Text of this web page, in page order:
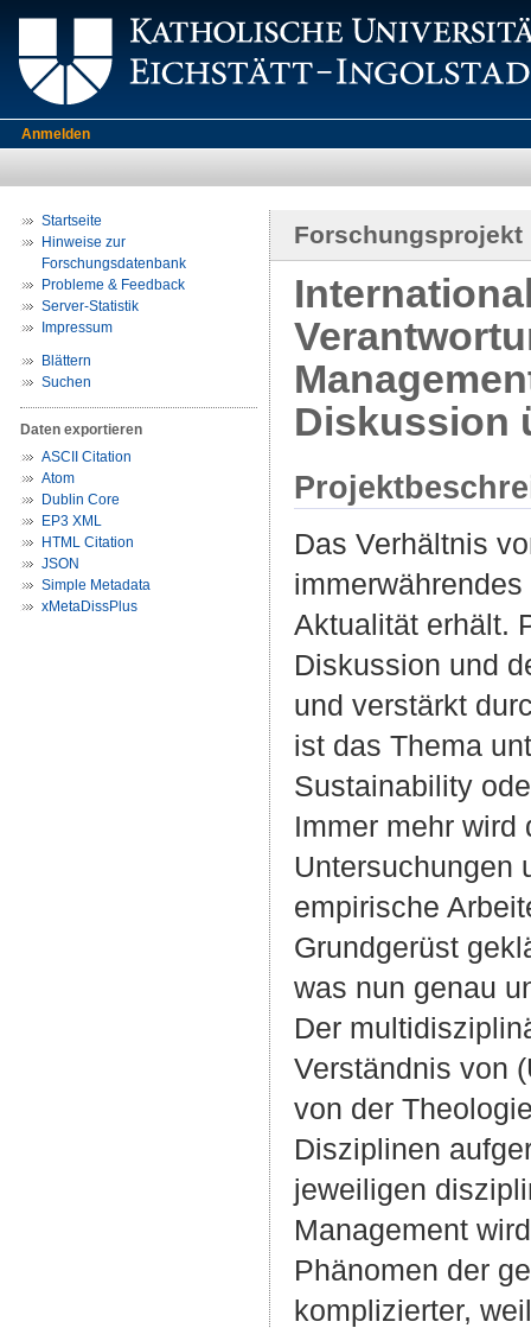
Anmelden
Startseite
Hinweise zur
Forschungsdatenbank
Probleme & Feedback
Server-Statistik
Impressum
Blättern
Suchen
Daten exportieren
ASCII Citation
Atom
Dublin Core
EP3 XML
HTML Citation
JSON
Simple Metadata
xMetaDissPlus
Forschungsprojekt
Diskussion
Das Verhältnis
Aktualität erhält.
Diskussion und
und verstärkt
ist das Thema
Sustainability
Immer mehr
Untersuchungen
empirische
Grundgerüst
was nun genau
Der
Verständnis von
von der
Disziplinen
jeweiligen
Management
Phänomen der
komplizierter,